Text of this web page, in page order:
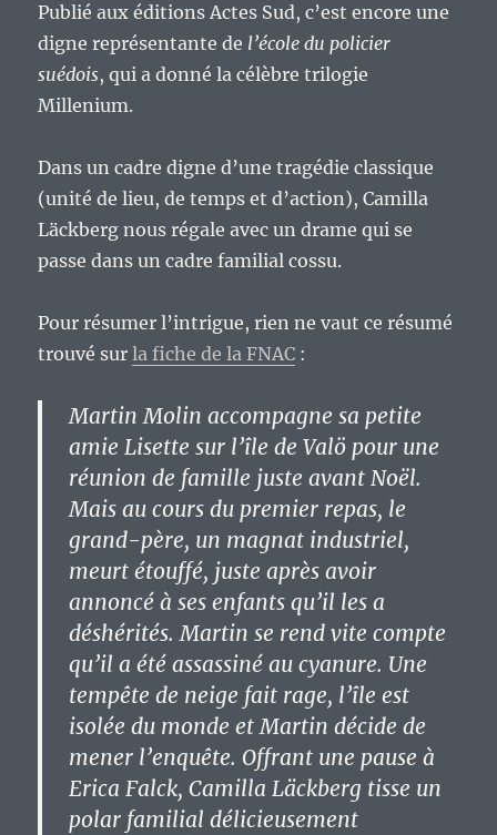
Publié aux éditions Actes Sud, c’est encore une
digne représentante de l’école du policier
suédois, qui a donné la célèbre trilogie
Millenium.
Dans un cadre digne d’une tragédie classique
(unité de lieu, de temps et d’action), Camilla
Läckberg nous régale avec un drame qui se
passe dans un cadre familial cossu.
Pour résumer l’intrigue, rien ne vaut ce résumé
trouvé surla fiche de la FNAC :
Martin Molin accompagne sa petite
amie Lisette sur l’île de Valö pour une
réunion de famille juste avant Noël.
Mais au cours du premier repas, le
grand-père, un magnat industriel,
meurt étouffé, juste après avoir
annoncé à ses enfants qu’il les a
déshérités. Martin se rend vite compte
qu’il a été assassiné au cyanure. Une
tempête de neige fait rage, l’île est
isolée du monde et Martin décide de
mener l’enquête. Offrant une pause à
Erica Falck, Camilla Läckberg tisse un
polar familial délicieusement